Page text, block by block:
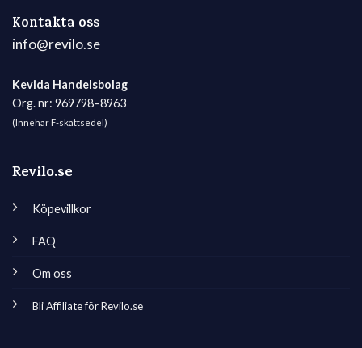
Kontakta oss
info@revilo.se
Kevida Handelsbolag
Org. nr: 969798–8963
(Innehar F-skattsedel)
Revilo.se
Köpevillkor
FAQ
Om oss
Bli Affiliate för Revilo.se